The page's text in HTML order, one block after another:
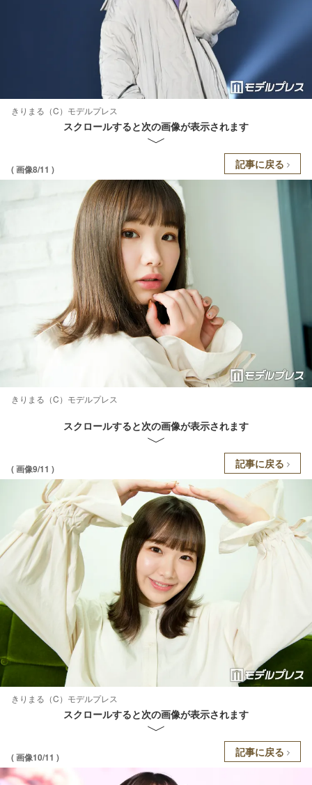
きりまる（C）モデルプレス
スクロールすると次の画像が表示されます
( 画像8/11 ) 記事に戻る
きりまる（C）モデルプレス
スクロールすると次の画像が表示されます
( 画像9/11 ) 記事に戻る
きりまる（C）モデルプレス
スクロールすると次の画像が表示されます
( 画像10/11 ) 記事に戻る